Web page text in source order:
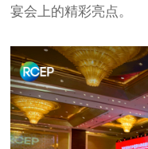
宴会上的精彩亮点。